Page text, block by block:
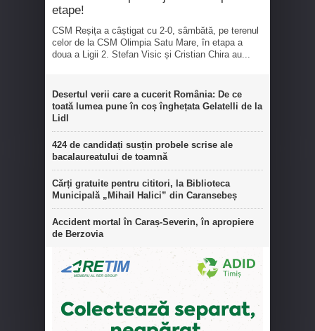
etape!
CSM Reșița a câștigat cu 2-0, sâmbătă, pe terenul
celor de la CSM Olimpia Satu Mare, în etapa a
doua a Ligii 2. Stefan Visic și Cristian Chira au...
Desertul verii care a cucerit România: De ce
toată lumea pune în coș înghețata Gelatelli de la
Lidl
424 de candidați susțin probele scrise ale
bacalaureatului de toamnă
Cărți gratuite pentru cititori, la Biblioteca
Municipală „Mihail Halici” din Caransebeș
Accident mortal în Caraș-Severin, în apropiere
de Berzovia